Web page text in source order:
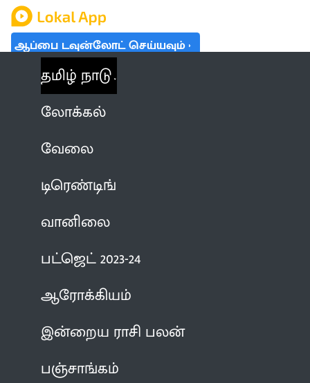
ஆப்பை டவுன்லோட் செய்யவும்
தமிழ் நாடு
லோக்கல்
வேலை
டிரெண்டிங்
வானிலை
பட்ஜெட் 2023-24
ஆரோக்கியம்
இன்றைய ராசி பலன்
பஞ்சாங்கம்